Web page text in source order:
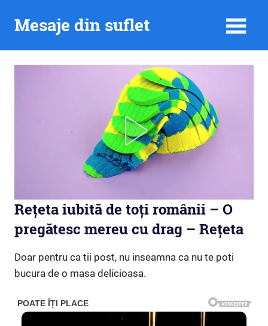
Mesaje din suflet
Rețeta iubită de toți românii – O
pregătesc mereu cu drag – Rețeta
Doar pentru ca tii post, nu inseamna ca nu te poti
bucura de o masa delicioasa.